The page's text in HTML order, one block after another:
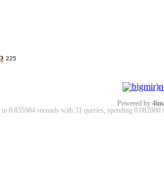
225
Powered by
in 0.835984 seconds with 31 queries, spending